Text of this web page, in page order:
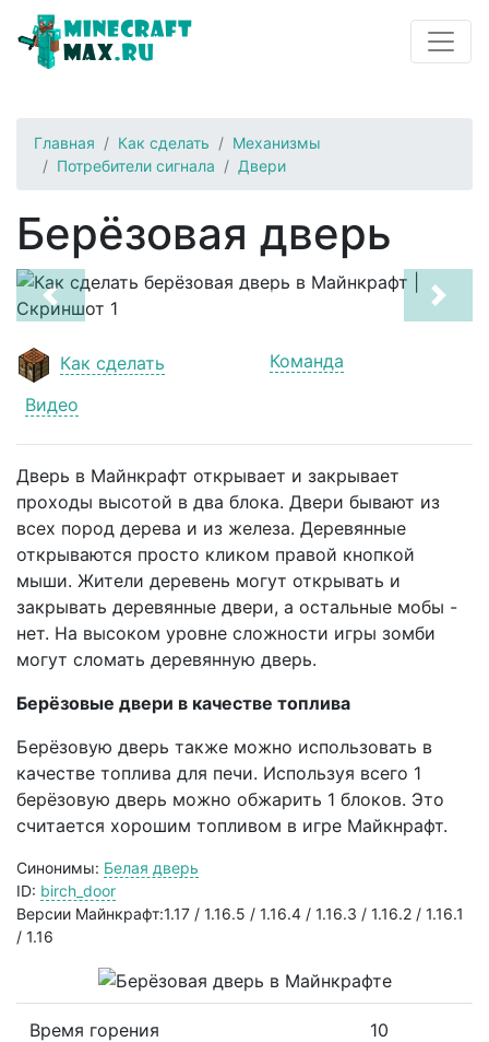
Главная Как сделать
Механизмы
Потребители сигнала
Двери
Берёзовая дверь
Previous Next
Как сделать
Команда
Видео
Дверь в Майнкрафт открывает и закрывает
проходы высотой в два блока. Двери бывают из
всех пород дерева и из железа. Деревянные
открываются просто кликом правой кнопкой
мыши. Жители деревень могут открывать и
закрывать деревянные двери, а остальные мобы -
нет. На высоком уровне сложности игры зомби
могут сломать деревянную дверь.
Берёзовые двери в качестве топлива
Берёзовую дверь также можно использовать в
качестве топлива для печи. Используя всего 1
берёзовую дверь можно обжарить 1 блоков. Это
считается хорошим топливом в игре Майкнрафт.
Синонимы: Белая дверь
ID: birch_door
Версии Майнкрафт:1.17 / 1.16.5 / 1.16.4 / 1.16.3 / 1.16.2 / 1.16.1
/ 1.16
Время горения 10